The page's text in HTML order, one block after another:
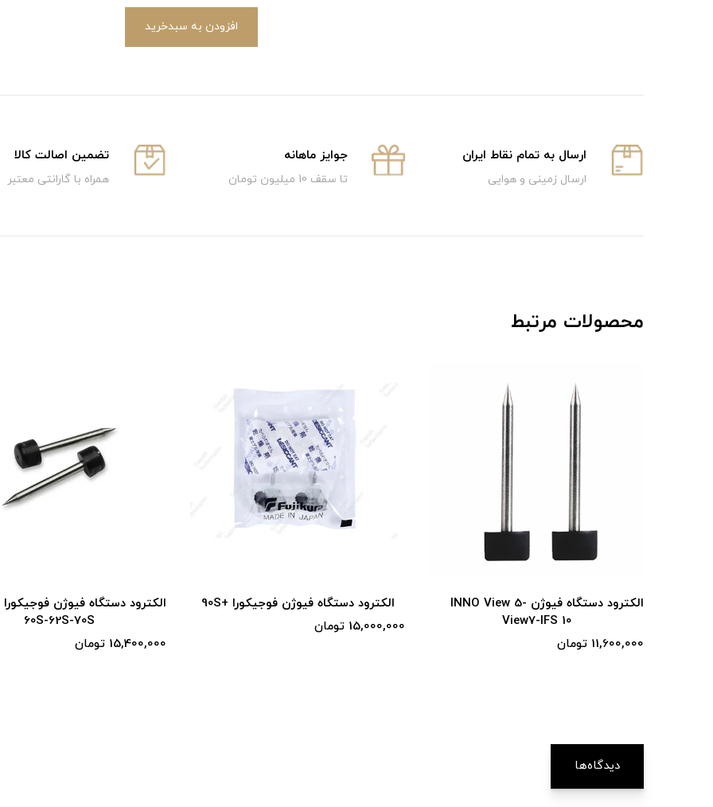
افزودن به سبدخرید
ارسال به تمام نقاط ایران
ارسال زمینی و هوایی
جوایز ماهانه
تا سقف 10 میلیون تومان
تضمین اصالت کالا
همراه با گارانتی معتبر
محصولات مرتبط
الکترود دستگاه فیوژن فوجیکورا +90S
الکترود دستگاه فیوژن فوجیکورا 50S-
60S-62S-70S
71-72-82(Type)
14,900,000 تومان
دیدگاه‌ها